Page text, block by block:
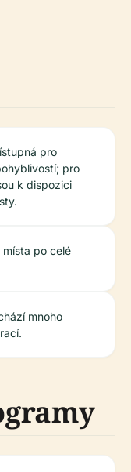
pro
pro
k dispozici
místa po celé
mnoho